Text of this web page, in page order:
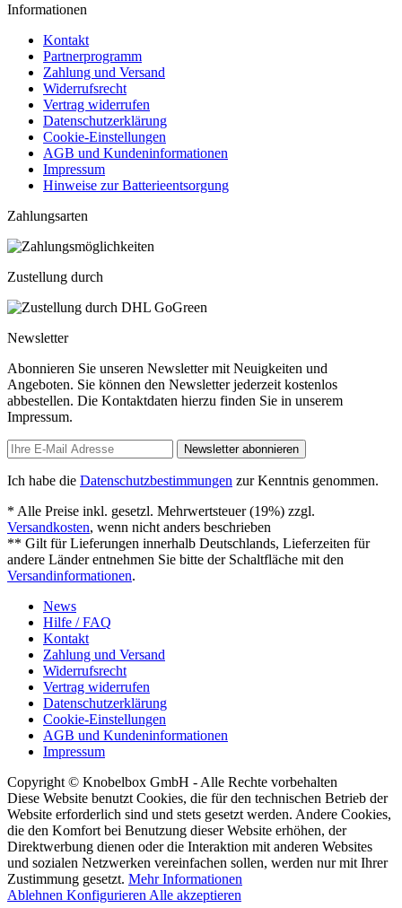
Informationen
Kontakt
Partnerprogramm
Zahlung und Versand
Widerrufsrecht
Vertrag widerrufen
Datenschutzerklärung
Cookie-Einstellungen
AGB und Kundeninformationen
Impressum
Hinweise zur Batterieentsorgung
Zahlungsarten
Zustellung durch
Newsletter
Abonnieren Sie unseren Newsletter mit Neuigkeiten und
Angeboten. Sie können den Newsletter jederzeit kostenlos
abbestellen. Die Kontaktdaten hierzu finden Sie in unserem
Impressum.
Newsletter abonnieren
Ich habe die Datenschutzbestimmungen zur Kenntnis genommen.
* Alle Preise inkl. gesetzl. Mehrwertsteuer (19%) zzgl.
Versandkosten, wenn nicht anders beschrieben
** Gilt für Lieferungen innerhalb Deutschlands, Lieferzeiten für
andere Länder entnehmen Sie bitte der Schaltfläche mit den
Versandinformationen.
News
Hilfe / FAQ
Kontakt
Zahlung und Versand
Widerrufsrecht
Vertrag widerrufen
Datenschutzerklärung
Cookie-Einstellungen
AGB und Kundeninformationen
Impressum
Copyright © Knobelbox GmbH - Alle Rechte vorbehalten
Diese Website benutzt Cookies, die für den technischen Betrieb der
Website erforderlich sind und stets gesetzt werden. Andere Cookies,
die den Komfort bei Benutzung dieser Website erhöhen, der
Direktwerbung dienen oder die Interaktion mit anderen Websites
und sozialen Netzwerken vereinfachen sollen, werden nur mit Ihrer
Zustimmung gesetzt. Mehr Informationen
Ablehnen Konfigurieren Alle akzeptieren